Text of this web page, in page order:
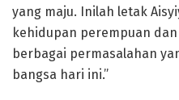
yang maju. Inilah letak
kehidupan perempuan
berbagai permasalahan
bangsa hari ini.”